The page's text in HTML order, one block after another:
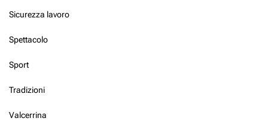
Sicurezza lavoro
Spettacolo
Sport
Tradizioni
Valcerrina